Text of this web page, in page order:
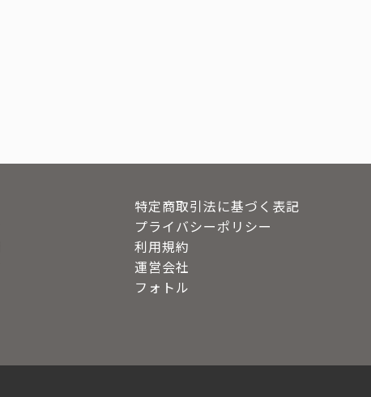
特定商取引法に基づく表記
プライバシーポリシー
利用規約
運営会社
フォトル